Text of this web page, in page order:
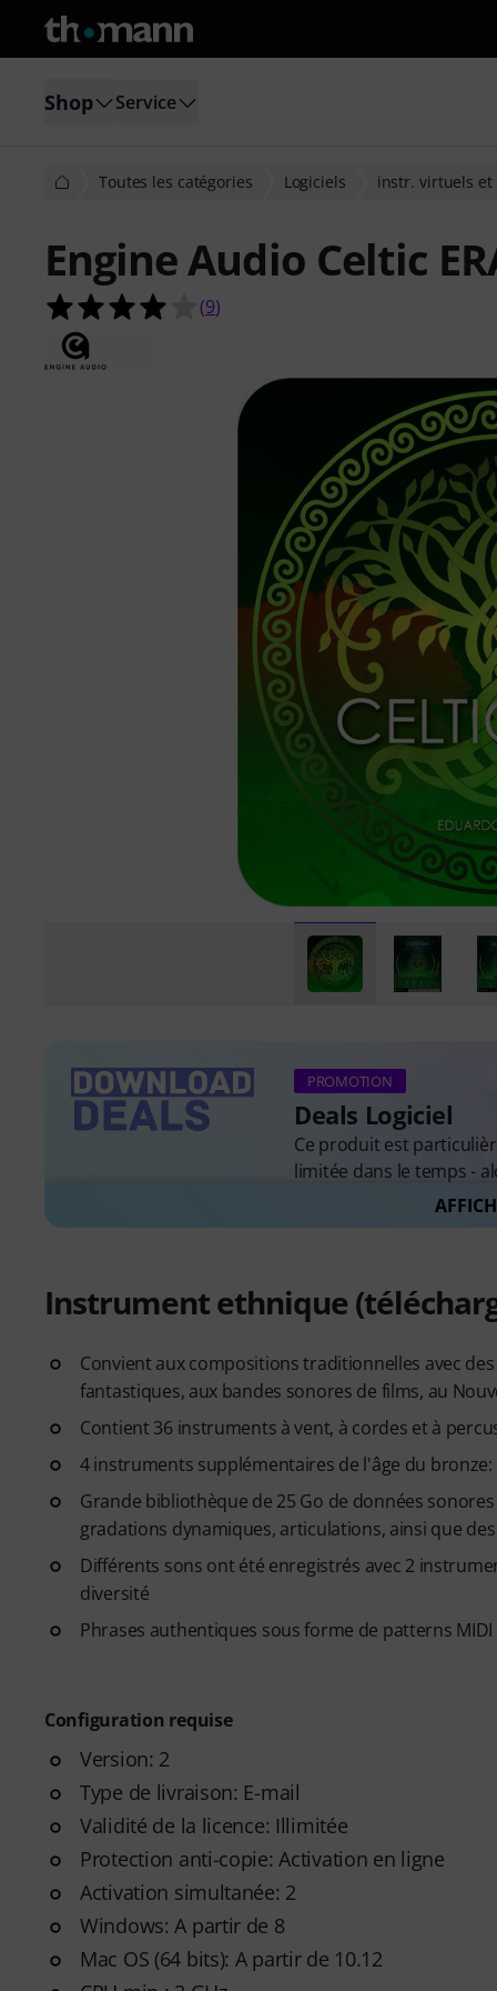
Shop Service
Toutes les catégories Logiciels instr. virtuels et
Engine Audio Celtic
4.0 étoiles sur 5 d'après 9
(9)
PROMOTION
Deals Logiciel
Ce produit est
limitée dans le temps -
Instrument ethnique
Convient aux compositions traditionnelles avec
fantastiques, aux bandes sonores de films, au
Contient 36 instruments à vent, à cordes et à
4 instruments supplémentaires de l'âge du
Grande bibliothèque de 25 Go de données
gradations dynamiques, articulations, ainsi que
Différents sons ont été enregistrés avec 2
diversité
Phrases authentiques sous forme de patterns
Configuration requise
Version: 2
Type de livraison: E-mail
Validité de la licence: Illimitée
Protection anti-copie: Activation en ligne
Activation simultanée: 2
Windows: A partir de 8
Mac OS (64 bits): A partir de 10.12